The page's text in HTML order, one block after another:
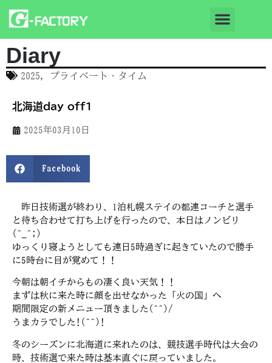
Diary
2025, プライベート・タイム
北海道day off1
2025年03月10日
Facebook
昨日技術選が終わり、1泊札幌ステイの都連コーチと選手
と待ち合わせて打ち上げを行ったので、本日はノンビリ
(^_^;)
ゆっくり寝ようとしても連日5時過ぎに起きていたので勝手
に5時台に目が覚めて！！
今朝は朝イチからもの凄く良い天気！！
まずは秋に来た時に顔を出せなかった「火の国」へ
期間限定の新メニュー頂きました(^^)/
うまカラでした!(^^)!
冬のシーズンに北海道に来れたのは、競技選手時代は大会の
時、技術選で来た時は基本直ぐに戻っていました。